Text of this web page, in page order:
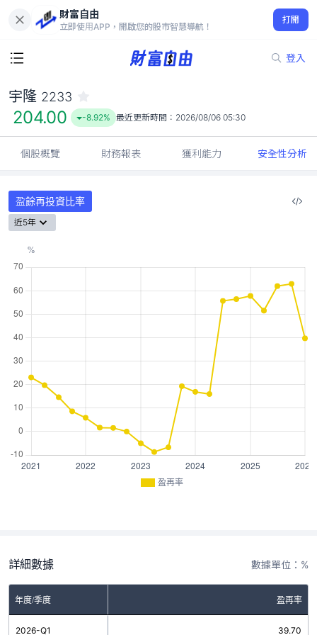
財富自由
立即使用APP，開啟您的股市智慧導航！
打開
登入
204.00
-8.92%
宇隆 2233
204.00 -8.92% 最近更新時間： 2026/08/06 05:30
個股概覽 財務報表 獲利能力 安全性分析
盈餘再投資比率
近5年
盈再率
詳細數據 數據單位：%
年度/季度 盈再率
2026-Q1 39.70